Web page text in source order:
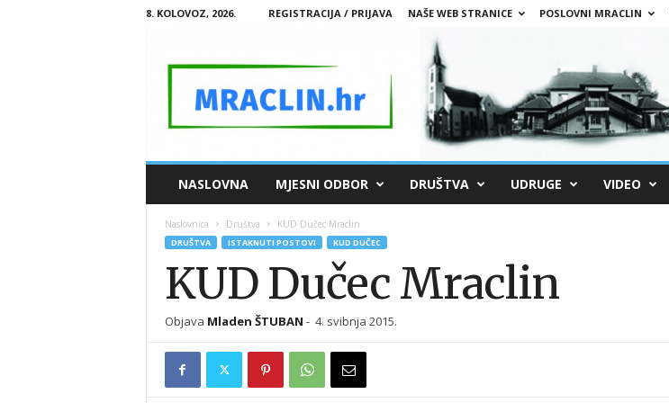
8. KOLOVOZ, 2026. REGISTRACIJA / PRIJAVA NAŠE WEB STRANICE POSLOVNI MRACLIN
M
A
R
NASLOVNA MJESNI ODBOR DRUŠTVA UDRUGE VIDEO
Naslovnica Društva KUD Dučec Mraclin
DRUŠTVA ISTAKNUTI POSTOVI KUD DUČEC
KUD Dučec Mraclin
Objava Mladen ŠTUBAN - 4. svibnja 2015.